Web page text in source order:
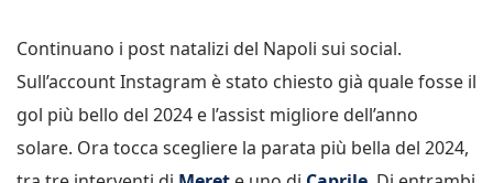
Continuano i post natalizi del Napoli sui social.
Sull’account Instagram è stato chiesto già quale fosse il
gol più bello del 2024 e l’assist migliore dell’anno
solare. Ora tocca scegliere la parata più bella del 2024,